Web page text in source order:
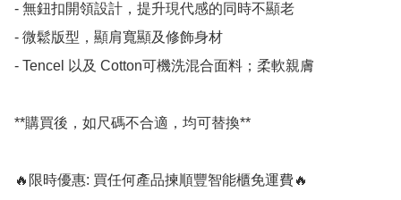
- 無鈕扣開領設計，提升現代感的同時不顯老
- 微鬆版型，顯肩寬顯及修飾身材
- Tencel 以及 Cotton可機洗混合面料；柔軟親膚
**購買後，如尺碼不合適，均可替換**
🔥限時優惠: 買任何產品揀順豐智能櫃免運費🔥